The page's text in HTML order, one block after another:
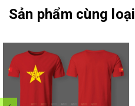
Sản phẩm cùng loại